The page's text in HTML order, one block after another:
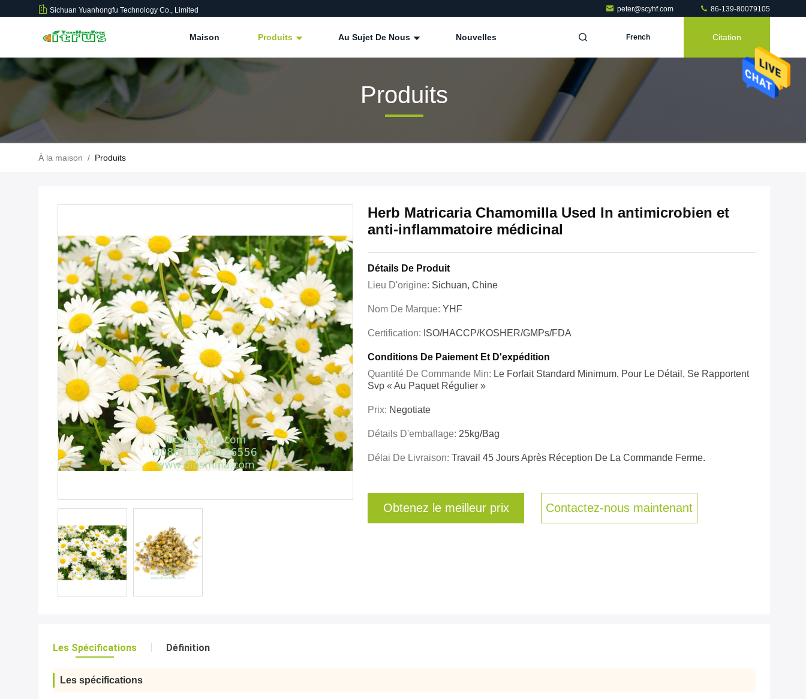
Sichuan Yuanhongfu Technology Co., Limited peter@scyhf.com 86-139-80079105
Maison Produits Au Sujet De Nous Nouvelles French Citation
Produits
À la maison / Produits
Herb Matricaria Chamomilla Used In antimicrobien et
anti-inflammatoire médicinal
Détails De Produit
Lieu D'origine: Sichuan, Chine
Nom De Marque: YHF
Certification: ISO/HACCP/KOSHER/GMPs/FDA
Conditions De Paiement Et D'expédition
Quantité De Commande Min: Le Forfait Standard Minimum, Pour Le Détail, Se Rapportent
Svp « Au Paquet Régulier »
Prix: Negotiate
Détails D'emballage: 25kg/Bag
Délai De Livraison: Travail 45 Jours Après Réception De La Commande Ferme.
Obtenez le meilleur prix Contactez-nous maintenant
Les Spécifications Définition
Les spécifications